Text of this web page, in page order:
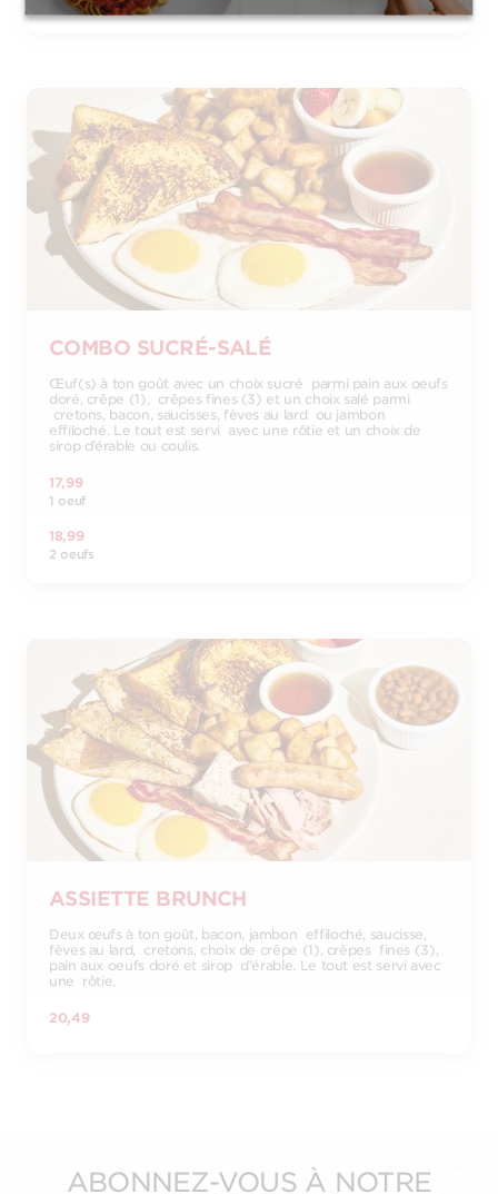
COMBO SUCRÉ-SALÉ
Œuf(s) à ton goût avec un choix sucré parmi pain aux oeufs
doré, crêpe (1), crêpes fines (3) et un choix salé parmi
cretons, bacon, saucisses, fèves au lard ou jambon
effiloché. Le tout est servi avec une rôtie et un choix de
sirop d’érable ou coulis.
17,99
1 oeuf
18,99
2 oeufs
ASSIETTE BRUNCH
Deux œufs à ton goût, bacon, jambon effiloché, saucisse,
fèves au lard, cretons, choix de crêpe (1), crêpes fines (3),
pain aux oeufs doré et sirop d'érable. Le tout est servi avec
une rôtie.
20,49
ABONNEZ-VOUS À NOTRE